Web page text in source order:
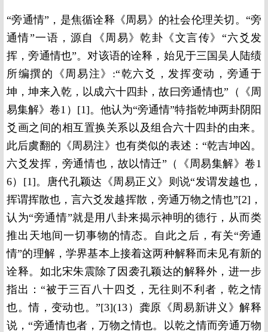
“旁通情”，是焦循诠释《周易》的社会伦理关切。“旁
通情”一语，源自《周易》乾卦《文言传》“六爻发
挥，旁通情也”。对该语的诠释，始见于三国吴人陆绩
所编撰的《周易注》:“乾六爻，发挥变动，旁通于
坤，坤来入乾，以成六十四卦，故曰旁通情也”（《周
易集解》卷1）[1]。他认为“旁通情”特指乾坤两卦阴阳
爻画之间的相互置换关系以及组合六十四卦的由来。
此后虞翻的《周易注》也有类似的表述：“乾吉坤凶。
六爻发挥，旁通情也，故以情迁”（《周易集解》卷1
6）[1]。唐代孔颖达《周易正义》则说“发谓发越也，
挥谓挥散也，言六爻发越挥散，旁通万物之情也”[2]，
认为“旁通情”就是用八卦来揭示神明的德行，从而类
推出天地间一切事物的情态。自此之后，有关“旁通
情”的理解，学界基本上接着这两种解释而未见有新的
诠释。如北宋朱震除了因袭孔颖达的解释外，进一步
指出：“被于三百八十四爻，无往则不利者，乾之情
也。情，变动也。”[3](13）龚原《周易新讲义》解释
说，“旁通情也者，万物之情也。以乾之情而旁通万物